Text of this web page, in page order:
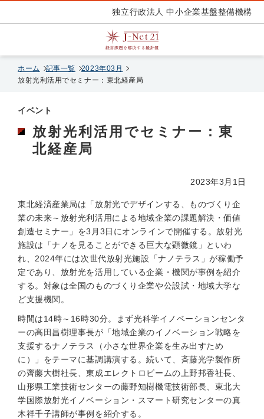
独立行政法人 中小企業基盤整備機構
ホーム 記事一覧
2023年03月
放射光利活用でセミナー：東北経産局
イベント
放射光利活用でセミナー：東
北経産局
2023年3月1日
東北経済産業局は「放射光でデザインする、ものづくり企
業の未来～放射光利活用による地域企業の課題解決・価値
創造セミナー」を3月3日にオンラインで開催する。放射光
施設は「ナノを見ることができる巨大な顕微鏡」といわ
れ、2024年には次世代放射光施設「ナノテラス」が稼働予
定であり、放射光を活用している企業・機関が事例を紹介
する。対象は全国のものづくり企業や公設試・地域大学な
ど支援機関。
時間は14時～16時30分。まず光科学イノベーションセンタ
ーの高田昌樹理事長が「地域企業のイノベーション戦略を
支援するナノテラス（小さな世界企業を生み出すため
に）」をテーマに基調講演する。続いて、斉藤光学製作所
の齊藤大樹社長、東成エレクトロビームの上野邦香社長、
山形県工業技術センターの藤野知樹機電技術部長、東北大
学国際放射光イノベーション・スマート研究センターの真
木祥千子講師が事例を紹介する。